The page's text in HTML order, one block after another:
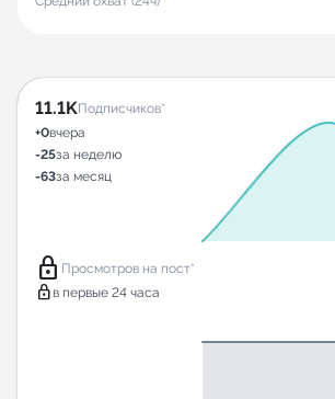
11.1KПодписчиков*
+0вчера
-25за неделю
-63за месяц
lock Просмотров на пост*
lock в первые 24 часа